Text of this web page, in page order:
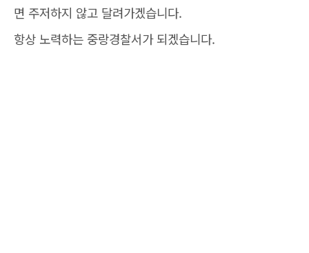
면 주저하지 않고 달려가겠습니다.
항상 노력하는 중랑경찰서가 되겠습니다.